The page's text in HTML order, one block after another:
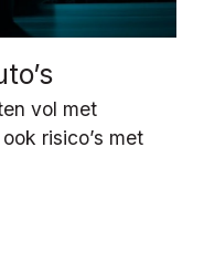
vol met
risico’s met